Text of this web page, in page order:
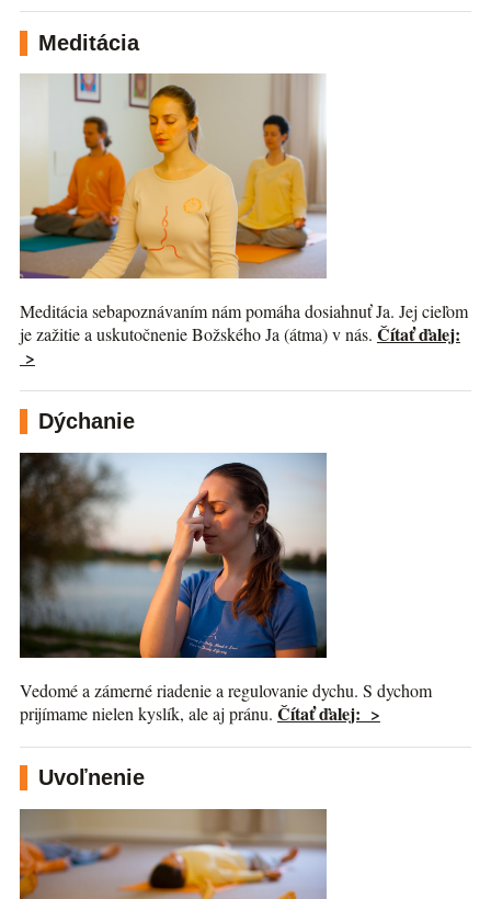
Meditácia
Meditácia sebapoznávaním nám pomáha dosiahnuť Ja. Jej cieľom
je zažitie a uskutočnenie Božského Ja (átma) v nás. Čítať ďalej:
>
Dýchanie
Vedomé a zámerné riadenie a regulovanie dychu. S dychom
prijímame nielen kyslík, ale aj pránu. Čítať ďalej: >
Uvoľnenie